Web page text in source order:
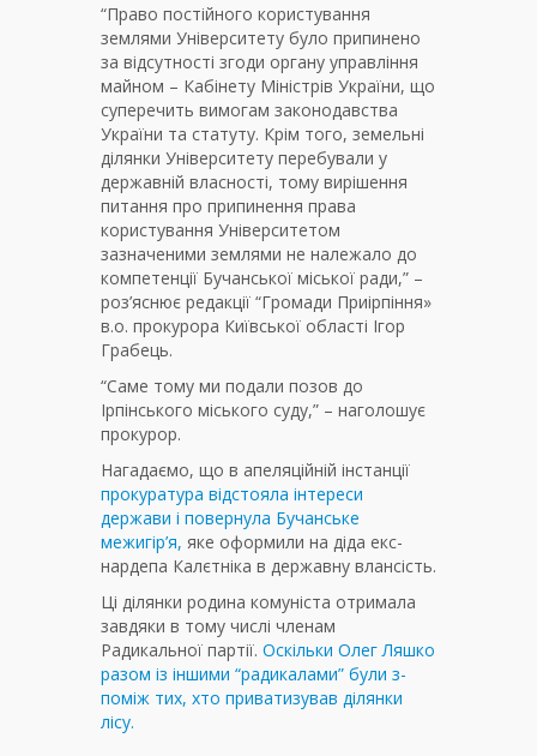
“Право постійного користування
землями Університету було припинено
за відсутності згоди органу управління
майном – Кабінету Міністрів України, що
суперечить вимогам законодавства
України та статуту. Крім того, земельні
ділянки Університету перебували у
державній власності, тому вирішення
питання про припинення права
користування Університетом
зазначеними землями не належало до
компетенції Бучанської міської ради,” –
роз’яснює редакції “Громади Приірпіння»
в.о. прокурора Київської області Ігор
Грабець.
“Саме тому ми подали позов до
Ірпінського міського суду,” – наголошує
прокурор.
Нагадаємо, що в апеляційній інстанції
прокуратура відстояла інтереси
держави і повернула Бучанське
межигір’я, яке оформили на діда екс-
нардепа Калєтніка в державну влансість.
Ці ділянки родина комуніста отримала
завдяки в тому числі членам
Радикальної партії. Оскільки Олег Ляшко
разом із іншими “радикалами” були з-
поміж тих, хто приватизував ділянки
лісу.